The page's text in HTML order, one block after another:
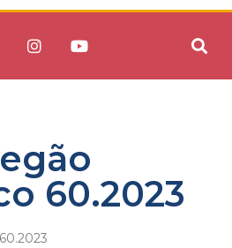
60.2023